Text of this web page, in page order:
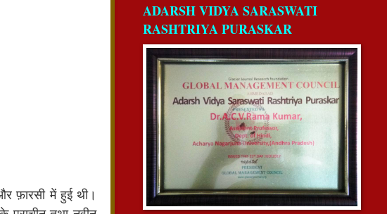
फ़ारसी में हुई थी।
ADARSH VIDYA SARASWATI
RASHTRIYA PURASKAR